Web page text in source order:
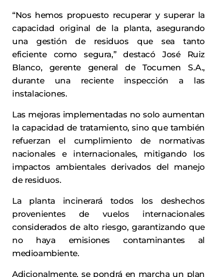
“Nos hemos propuesto recuperar y superar la
capacidad original de la planta, asegurando
una gestión de residuos que sea tanto
eficiente como segura,” destacó José Ruiz
Blanco, gerente general de Tocumen S.A.,
durante una reciente inspección a las
instalaciones.
Las mejoras implementadas no solo aumentan
la capacidad de tratamiento, sino que también
refuerzan el cumplimiento de normativas
nacionales e internacionales, mitigando los
impactos ambientales derivados del manejo
de residuos.
La planta incinerará todos los deshechos
provenientes de vuelos internacionales
considerados de alto riesgo, garantizando que
no haya emisiones contaminantes al
medioambiente.
Adicionalmente, se pondrá en marcha un plan